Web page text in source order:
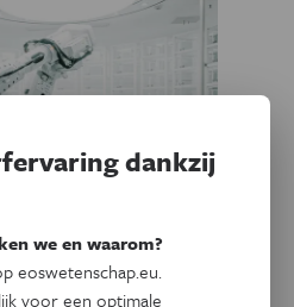
Technologie
dankzij
we en waarom?
eoswetenschap.eu.
voor een optimale